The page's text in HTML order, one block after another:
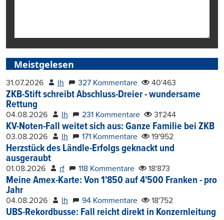
Meistgelesen
31.07.2026 lh 327 Kommentare 40'463
ZKB-Stift schreibt Abschluss-Dreier - wundersame
Rettung
04.08.2026 lh 231 Kommentare 31'244
KV-Noten-Fall weitet sich aus: Ganze Familie bei ZKB
03.08.2026 lh 171 Kommentare 19'952
Herzstück des Ländle-Erfolgs geknackt und
ausgeraubt
01.08.2026 rf 118 Kommentare 18'873
Meine Amex-Karte: Von 1'850 auf 4'500 Franken - pro
Jahr
04.08.2026 lh 94 Kommentare 18'752
UBS-Rekordbusse: Fall reicht direkt in Konzernleitung